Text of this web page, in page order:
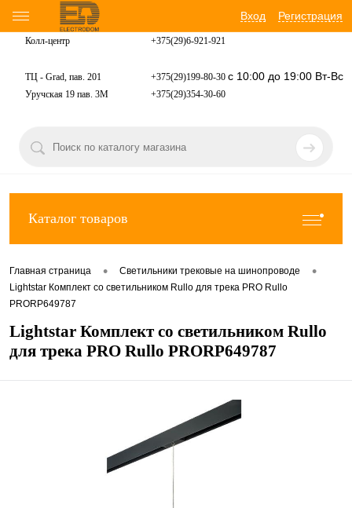
Вход Регистрация
Колл-центр +375(29)6-921-921
ТЦ - Grad, пав. 201 +375(29)199-80-30 с 10:00 до 19:00 Вт-Вс
Уручская 19 пав. 3М +375(29)354-30-60
Каталог товаров
Главная страница • Светильники трековые на шинопроводе •
Lightstar Комплект со светильником Rullo для трека PRO Rullo
PRORP649787
Lightstar Комплект со светильником Rullo
для трека PRO Rullo PRORP649787